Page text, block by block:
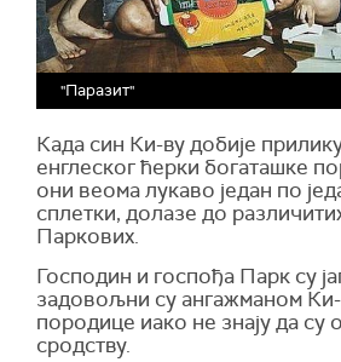
"Паразит"
Када син Ки-ву добије
енглеског ћерки богаташке
они веома лукаво један по
сплетки, долазе до
Паркових.
Господин и госпођа Парк су
задовољни су ангажманом
породице иако не знају да су
сродству.